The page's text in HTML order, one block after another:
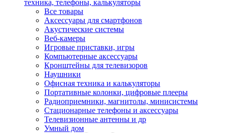
техника, телефоны, калькуляторы
Все товары
Аксессуары для смартфонов
Акустические системы
Веб-камеры
Игровые приставки, игры
Компьютерные аксессуары
Кронштейны для телевизоров
Наушники
Офисная техника и калькуляторы
Портативные колонки, цифровые плееры
Радиоприемники, магнитолы, минисистемы
Стационарные телефоны и аксессуары
Телевизионные антенны и др
Умный дом